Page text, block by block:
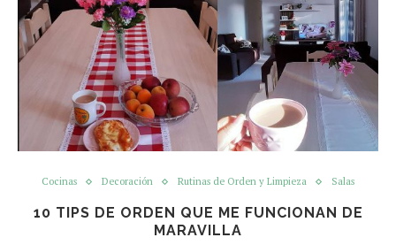
Cocinas Decoración Rutinas de Orden y Limpieza Salas
10 TIPS DE ORDEN QUE ME FUNCIONAN DE
MARAVILLA